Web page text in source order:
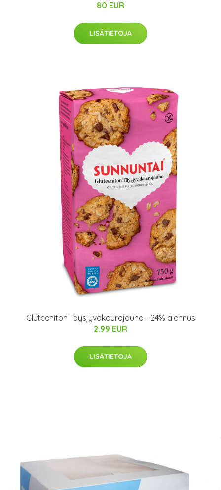
80 EUR
LISÄTIETOJA
Gluteeniton Täysjyväkaurajauho - 24% alennus
2.99 EUR
LISÄTIETOJA